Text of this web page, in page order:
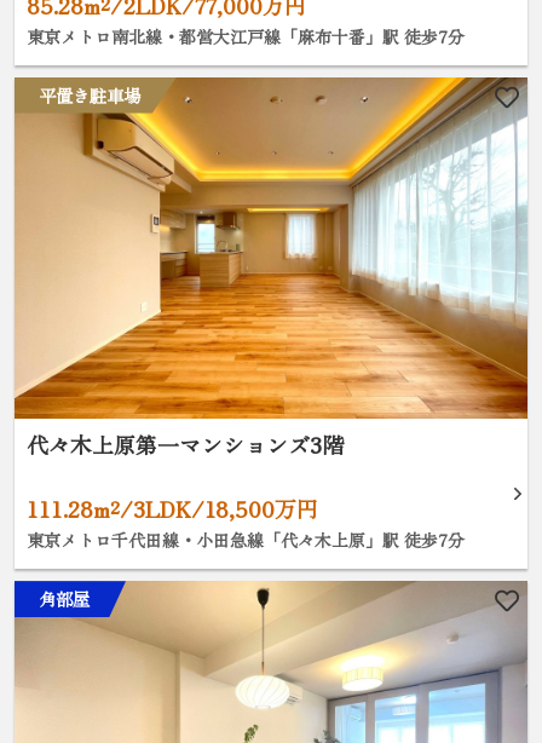
東京メトロ南北線・都営大江戸線「麻布十番」駅 徒歩7分
平置き駐車場
代々木上原第一マンションズ3階
111.28m²/3LDK/18,500万円
東京メトロ千代田線・小田急線「代々木上原」駅 徒歩7分
角部屋